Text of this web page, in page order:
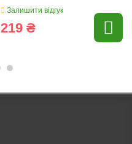
Залишити відгук
219 ₴